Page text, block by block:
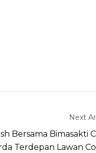
Next
Bersama Bimasakti
Terdepan Lawan